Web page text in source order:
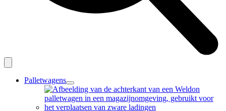
Palletwagens
open
dropdown
menu